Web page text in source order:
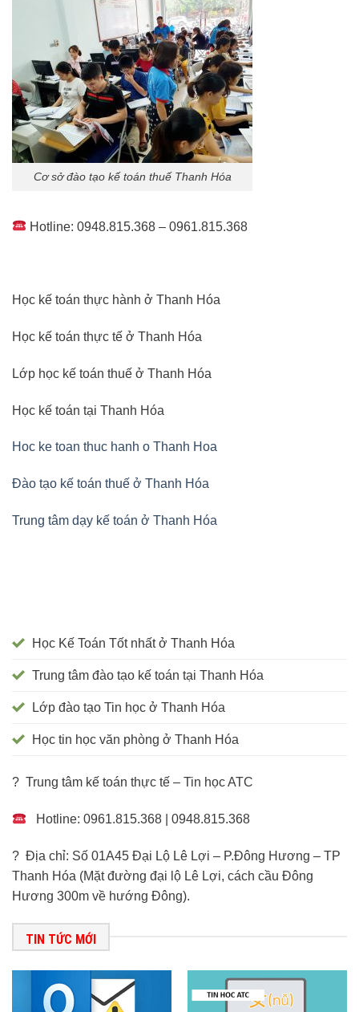
Cơ sở đào tạo kế toán thuế Thanh Hóa
Hotline: 0948.815.368 – 0961.815.368
Học kế toán thực hành ở Thanh Hóa
Học kế toán thực tế ở Thanh Hóa
Lớp học kế toán thuế ở Thanh Hóa
Học kế toán tại Thanh Hóa
Hoc ke toan thuc hanh o Thanh Hoa
Đào tạo kế toán thuế ở Thanh Hóa
Trung tâm dạy kế toán ở Thanh Hóa
Học Kế Toán Tốt nhất ở Thanh Hóa
Trung tâm đào tạo kế toán tại Thanh Hóa
Lớp đào tạo Tin học ở Thanh Hóa
Học tin học văn phòng ở Thanh Hóa
? Trung tâm kế toán thực tế – Tin học ATC
Hotline: 0961.815.368 | 0948.815.368
? Địa chỉ: Số 01A45 Đại Lộ Lê Lợi – P.Đông Hương – TP
Thanh Hóa (Mặt đường đại lộ Lê Lợi, cách cầu Đông
Hương 300m về hướng Đông).
TIN TỨC MỚI